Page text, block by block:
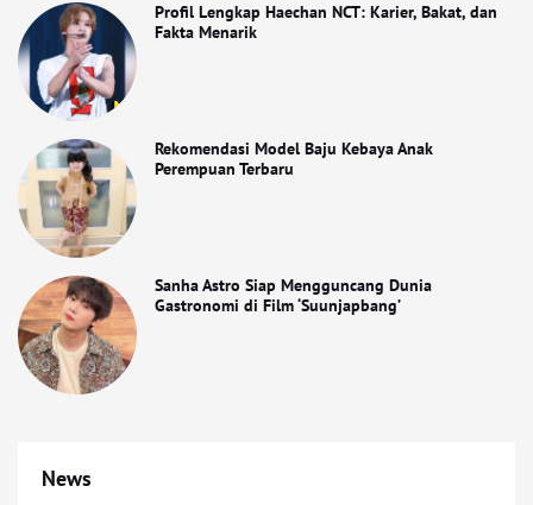
Profil Lengkap Haechan NCT: Karier, Bakat, dan
Fakta Menarik
Rekomendasi Model Baju Kebaya Anak
Perempuan Terbaru
Sanha Astro Siap Mengguncang Dunia
Gastronomi di Film ‘Suunjapbang’
News